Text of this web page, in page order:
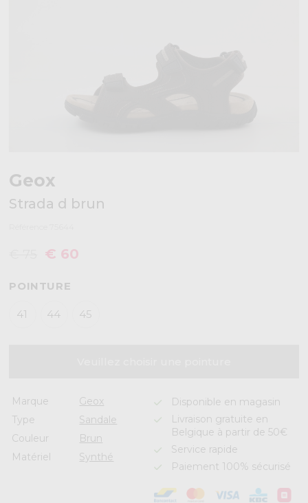
Geox
Strada d brun
€ 60
POINTURE
41 44 45
Marque
Geox
Type
Sandale
Couleur
Brun
Matériel
Synthé
Disponible en magasin
Livraison gratuite en
Belgique à partir de 50€
Service rapide
Paiement 100% sécurisé